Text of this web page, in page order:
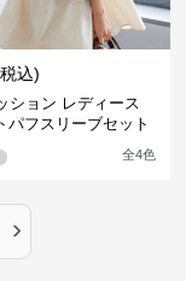
込)
ション レディース
パフスリーブセット
全4色
›